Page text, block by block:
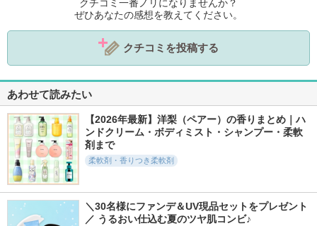
クチコミ一番ノリになりませんか？
ぜひあなたの感想を教えてください。
クチコミを投稿する
あわせて読みたい
【2026年最新】洋梨（ペアー）の香りまとめ｜ハ
ンドクリーム・ボディミスト・シャンプー・柔軟
剤まで
柔軟剤・香りつき柔軟剤
＼30名様にファンデ＆UV現品セットをプレゼント
／ うるおい仕込む夏のツヤ肌コンビ♪